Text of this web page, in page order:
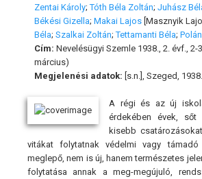
Zentai Károly;Tóth Béla Zoltán; Juhász
Békési Gizella; Makai Lajos [Masznyik
Béla; Szalkai Zoltán;Tettamanti Béla;
Cím: Nevelésügyi Szemle 1938., 2. évf.,
március)
Megjelenési adatok: [s.n.], Szeged, 1938.
A régi és az új
érdekében évek,
kisebb
vitákat folytatnak védelmi vagy
meglepő, nem is új, hanem természetes
folytatása annak a meg-megújuló,